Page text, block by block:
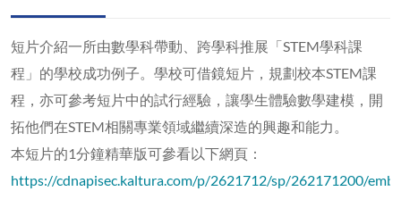
短片介紹一所由數學科帶動、跨學科推展「STEM學科課
程」的學校成功例子。學校可借鏡短片，規劃校本STEM課
程，亦可參考短片中的試行經驗，讓學生體驗數學建模，開
拓他們在STEM相關專業領域繼續深造的興趣和能力。
本短片的1分鐘精華版可參看以下網頁：
https://cdnapisec.kaltura.com/p/2621712/sp/262171200/